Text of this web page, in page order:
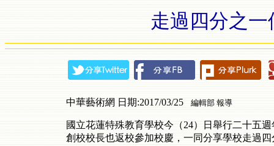
走過四分之
中華藝術網 日期:2017/03/25 編輯部 報導
國立花蓮特殊教育學校今（24）日舉行二十五
創校校長也返校參加校慶，一同分享學校走過